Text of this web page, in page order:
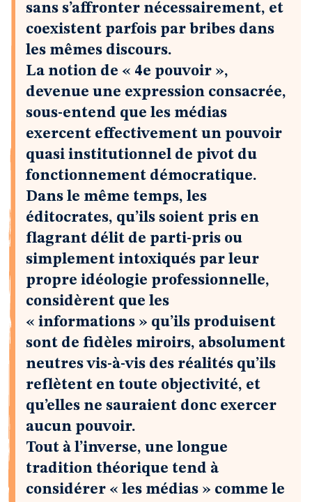
sans s’affronter nécessairement, et
coexistent parfois par bribes dans
les mêmes discours.
La notion de « 4e pouvoir »,
devenue une expression consacrée,
sous-entend que les médias
exercent effectivement un pouvoir
quasi institutionnel de pivot du
fonctionnement démocratique.
Dans le même temps, les
éditocrates, qu’ils soient pris en
flagrant délit de parti-pris ou
simplement intoxiqués par leur
propre idéologie professionnelle,
considèrent que les
« informations » qu’ils produisent
sont de fidèles miroirs, absolument
neutres vis-à-vis des réalités qu’ils
reflètent en toute objectivité, et
qu’elles ne sauraient donc exercer
aucun pouvoir.
Tout à l’inverse, une longue
tradition théorique tend à
considérer « les médias » comme le